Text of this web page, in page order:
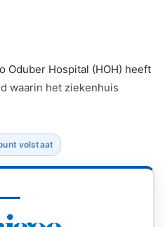
Oduber Hospital (HOH) heeft
waarin het ziekenhuis
volstaat